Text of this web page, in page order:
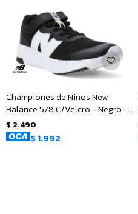
Championes de Niños New
Balance 578 C/Velcro - Negro -
Blanco
$ 2.490
$1.992